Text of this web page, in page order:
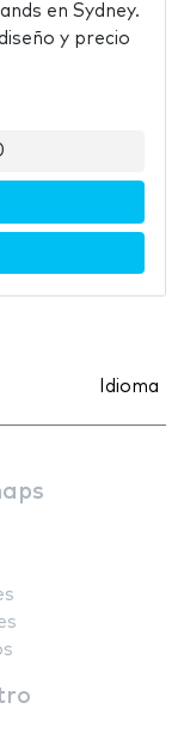
en Sydney.
y precio
Idioma